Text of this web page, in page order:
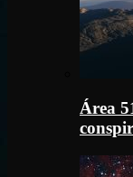
Área